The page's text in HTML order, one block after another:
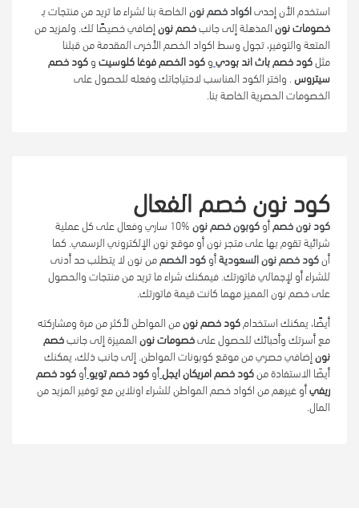
استخدم الأنإحدىاكواد خصم نونالخاصة بنا لشراء ما تريد من منتجات بـ
خصومات نونالمذهلة إلى جانبخصم نونإضافي خصيصًا لك. ولمزيد من
المتعة والتوفير، تجول وسط اكواد الخصم الأخرى المقدمة من قبلنا
مثلكود خصم باث اند بوديوكود الخصم فوغا كلوسيتوكود خصم
سيتروس . واختر الكود المناسب لاحتياجاتك وفعله للحصول على
الخصومات الحصرية الخاصة بنا.
كود نون خصم الفعال
كود نون خصمأوكوبون خصم نون
10% ساري وفعال على كل عملية
شرائية تقوم بها على متجر نون أو موقع نون الإلكتروني الرسمي. كما
أنكود خصم نون السعوديةأوكود الخصممن نون لا يتطلب حد أدنى
للشراء أو لإجمالي فاتورتك. فيمكنك شراء ما تريد من منتجات والحصول
على خصم نون المميز مهما كانت قيمة فاتورتك.
أيضًا، يمكنك استخدامكود خصم نونمن المواطن لأكثر من مرة ومشاركته
مع أسرتك وأحبائك للحصول علىخصومات نونالمميزة إلى جانبخصم
نونإضافي حصري من موقع كوبونات المواطن. إلى جانب ذلك، يمكنك
أيضَا الاستفادة منكود خصم امريكان ايجلأوكود خصم تويوأوكود خصم
ريفيأو غيرهم من اكواد خصم المواطن للشراء اونلاين مع توفير المزيد من
المال.